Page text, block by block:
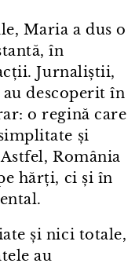
Maria a dus o
în
Jurnaliștii,
descoperit în
o regină care
și
România
hărți, ci și în
și nici totale,
au